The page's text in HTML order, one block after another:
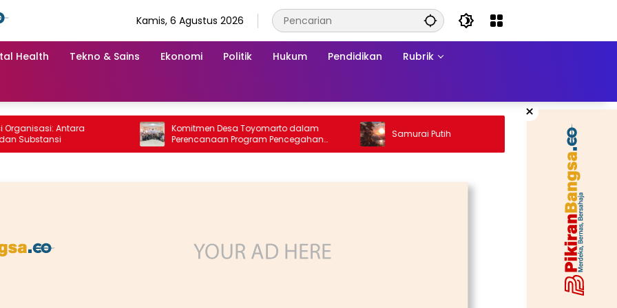
Kamis, 6 Agustus 2026
Health Tekno & Sains Ekonomi Politik Hukum Pendidikan Rubrik
×
Antara
Komitmen Desa Toyomarto dalam
Perencanaan Program Pencegahan
Stunting melalui ‎Rembuk Stunting Desa
Samurai Putih